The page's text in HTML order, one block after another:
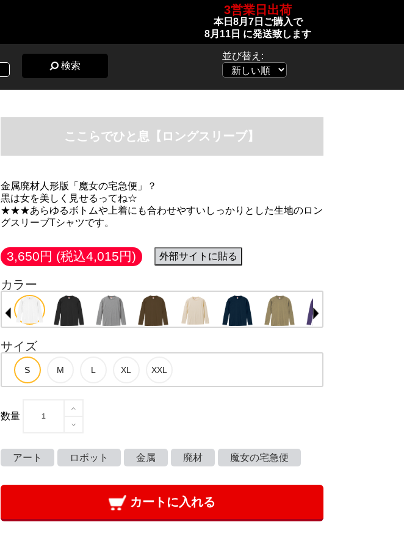
3営業日出荷
本日 8月7日 ご購入で
8月11日 に発送致します
検索
並び替え:
ここらでひと息【ロングスリーブ】
金属廃材人形版「魔女の宅急便」？
黒は女を美しく見せるってね☆
★★★あらゆるボトムや上着にも合わせやすいしっかりとした生地のロン
グスリーブTシャツです。
3,650円 (税込4,015円) 外部サイトに貼る
カラー
サイズ
数量
アート ロボット 金属 廃材 魔女の宅急便
カートに入れる